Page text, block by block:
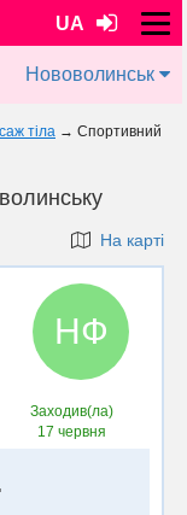
UA
Нововолинськ
тіла → Спортивний
На карті
НФ
Заходив(ла)
17 червня